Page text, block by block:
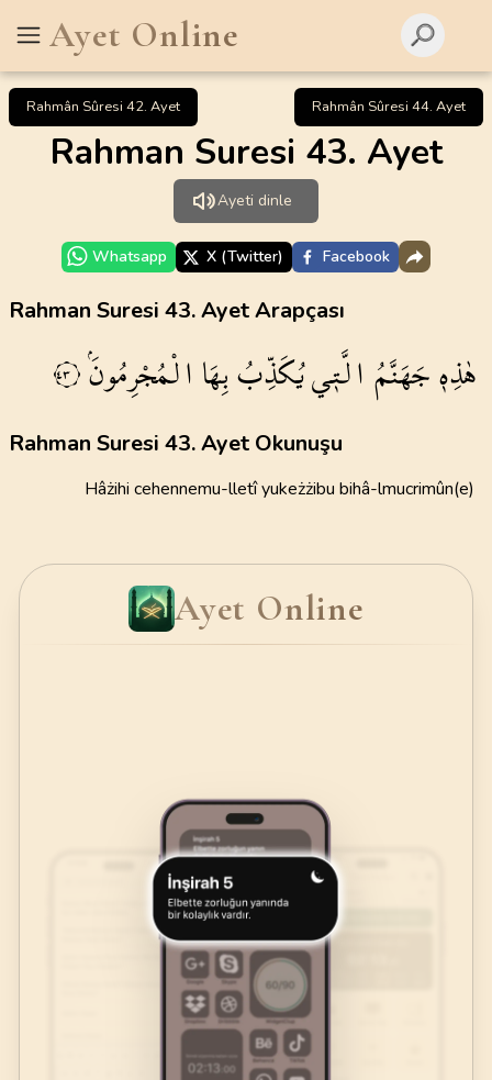
Ayet Online
Rahmân Sûresi 42. Ayet Rahmân Sûresi 44. Ayet
Rahman Suresi 43. Ayet
Ayeti dinle
Whatsapp X (Twitter) Facebook
Rahman Suresi 43. Ayet Arapçası
هٰذِه۪جَهَنَّمُالَّت۪ييُكَذِّبُبِهَاالْمُجْرِمُونَۢ ٤٣
Rahman Suresi 43. Ayet Okunuşu
Hâżihi cehennemu-lletî yukeżżibu bihâ-lmucrimûn(e)
Ayet Online